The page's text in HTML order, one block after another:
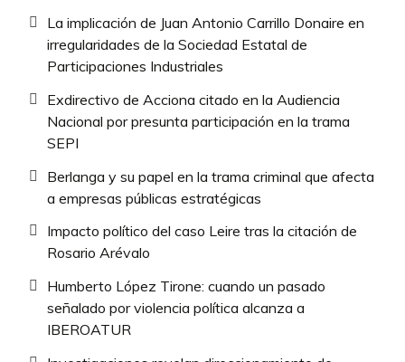
La implicación de Juan Antonio Carrillo Donaire en
irregularidades de la Sociedad Estatal de
Participaciones Industriales
Exdirectivo de Acciona citado en la Audiencia
Nacional por presunta participación en la trama
SEPI
Berlanga y su papel en la trama criminal que afecta
a empresas públicas estratégicas
Impacto político del caso Leire tras la citación de
Rosario Arévalo
Humberto López Tirone: cuando un pasado
señalado por violencia política alcanza a
IBEROATUR